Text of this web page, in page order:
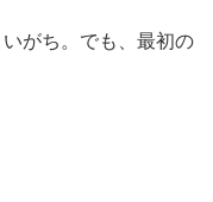
がち。でも、最初の